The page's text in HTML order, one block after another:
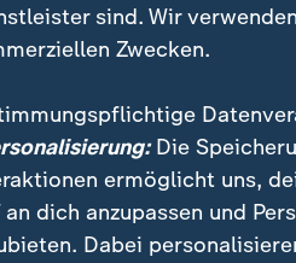
sind. Wir
Zwecken.
Die
ermöglicht uns,
an dich anzupassen und
Dabei